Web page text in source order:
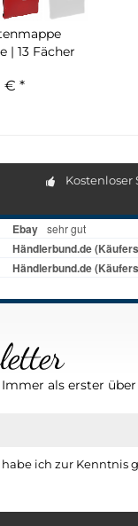
| 13 Fächer
€ *
Kostenloser
als erster
habe ich zur Kenntnis